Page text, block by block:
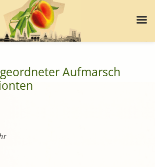
Aufmarsch